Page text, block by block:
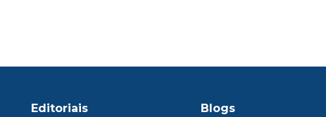
Editoriais Blogs